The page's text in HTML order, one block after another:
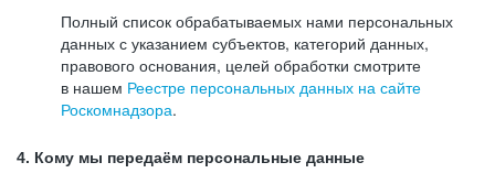
Полный список обрабатываемых нами персональных
данных с указанием субъектов, категорий данных,
правового основания, целей обработки смотрите
в нашем Реестре персональных данных на сайте
Роскомнадзора.
4. Кому мы передаём персональные данные